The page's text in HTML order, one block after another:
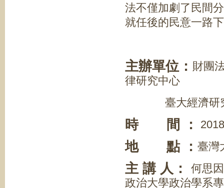
法不僅加劇了民間
就任後的民意一路
主辦單位： 財團
律研究中心
臺大經濟研
時 間 ：
地 點 ： 臺灣
主 講 人：
何思
政治大學政治學系